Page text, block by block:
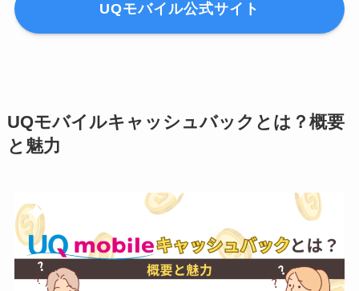
UQモバイル公式サイト
UQモバイルキャッシュバックとは？概要
と魅力